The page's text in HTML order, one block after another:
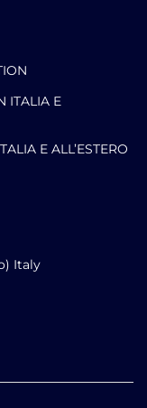
ITALIA E
E ALL’ESTERO
Italy